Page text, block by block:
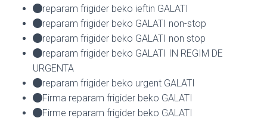
reparam frigider beko ieftin GALATI
reparam frigider beko GALATI non-stop
reparam frigider beko GALATI non stop
reparam frigider beko GALATI IN REGIM DE
URGENTA
reparam frigider beko urgent GALATI
Firma reparam frigider beko GALATI
Firme reparam frigider beko GALATI